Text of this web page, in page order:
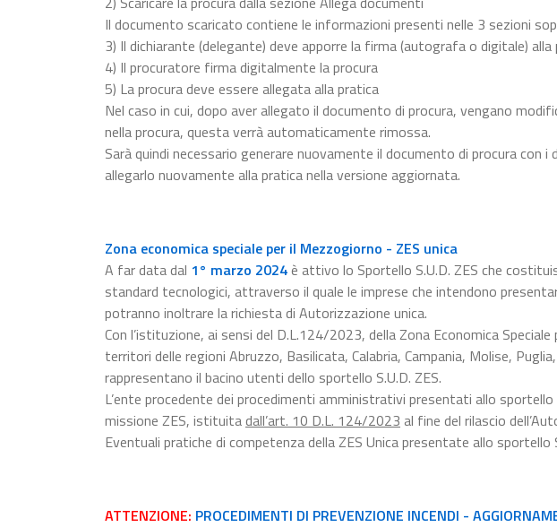
Il documento scaricato contiene le informazioni presenti nelle 3 sezioni
3) Il dichiarante (delegante) deve apporre la firma (autografa o digitale) alla
4) Il procuratore firma digitalmente la procura
5) La procura deve essere allegata alla pratica
Nel caso in cui, dopo aver allegato il documento di procura, vengano
nella procura, questa verrà automaticamente rimossa.
Sarà quindi necessario generare nuovamente il documento di procura con
allegarlo nuovamente alla pratica nella versione aggiornata.
Zona economica speciale per il Mezzogiorno - ZES unica
A far data dal 1° marzo 2024è attivo lo Sportello S.U.D. ZES che
standard tecnologici, attraverso il quale le imprese che intendono
potranno inoltrare la richiesta di Autorizzazione unica.
Con l’istituzione, ai sensi del D.L.124/2023, della Zona Economica
territori delle regioni Abruzzo, Basilicata, Calabria, Campania, Molise,
rappresentano il bacino utenti dello sportello S.U.D. ZES.
L’ente procedente dei procedimenti amministrativi presentati allo
missione ZES, istituitadall’art. 10 D.L. 124/2023 al fine del rilascio
Eventuali pratiche di competenza della ZES Unica presentate allo sportello
ATTENZIONE: PROCEDIMENTI DI PREVENZIONE INCENDI -